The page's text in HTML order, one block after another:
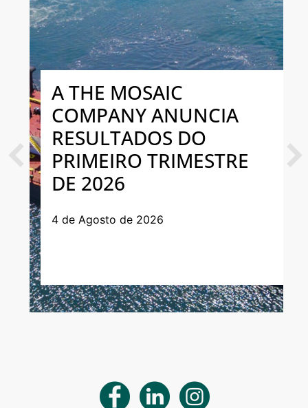
A THE MOSAIC
COMPANY ANUNCIA
RESULTADOS DO
PRIMEIRO TRIMESTRE
DE 2026
4 de Agosto de 2026
Previous